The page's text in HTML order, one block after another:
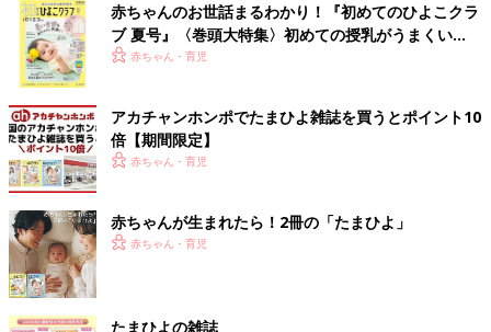
赤ちゃんのお世話まるわかり！『初めてのひよこクラ
ブ 夏号』〈巻頭大特集〉初めての授乳がうまくい
く！ おっぱい・ミルクの基本と夏のトラブル 解決テ
赤ちゃん・育児
アカチャンホンポでたまひよ雑誌を買うとポイント10
倍【期間限定】
赤ちゃん・育児
赤ちゃんが生まれたら！2冊の「たまひよ」
赤ちゃん・育児
たまひよの雑誌